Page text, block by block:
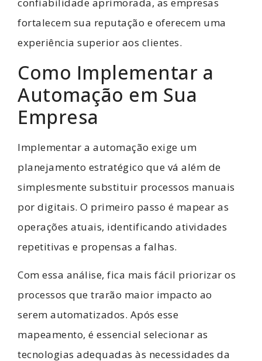
confiabilidade aprimorada, as empresas
fortalecem sua reputação e oferecem uma
experiência superior aos clientes.
Como Implementar a
Automação em Sua
Empresa
Implementar a automação exige um
planejamento estratégico que vá além de
simplesmente substituir processos manuais
por digitais. O primeiro passo é mapear as
operações atuais, identificando atividades
repetitivas e propensas a falhas.
Com essa análise, fica mais fácil priorizar os
processos que trarão maior impacto ao
serem automatizados. Após esse
mapeamento, é essencial selecionar as
tecnologias adequadas às necessidades da